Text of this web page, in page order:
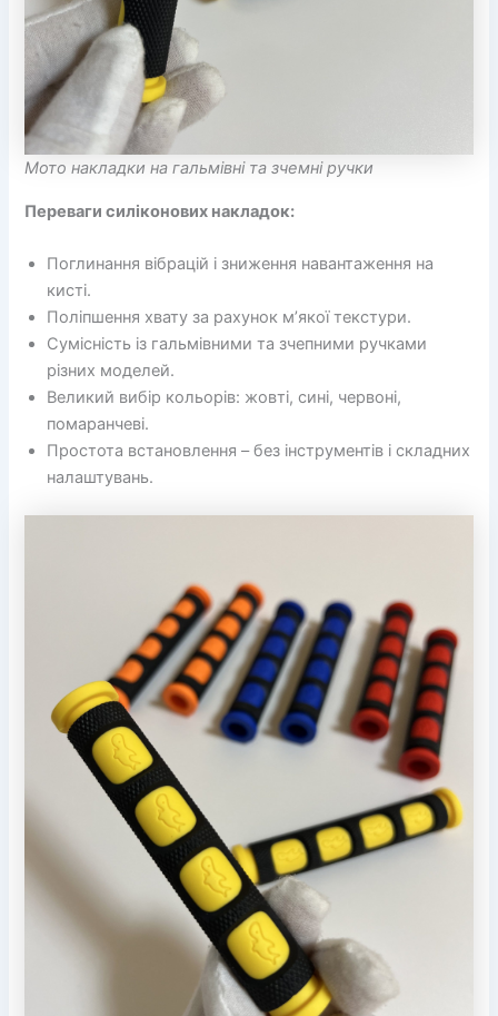
Мото накладки на гальмівні та зчемні ручки
Переваги силіконових накладок:
Поглинання вібрацій і зниження навантаження на
кисті.
Поліпшення хвату за рахунок м’якої текстури.
Сумісність із гальмівними та зчепними ручками
різних моделей.
Великий вибір кольорів: жовті, сині, червоні,
помаранчеві.
Простота встановлення – без інструментів і складних
налаштувань.